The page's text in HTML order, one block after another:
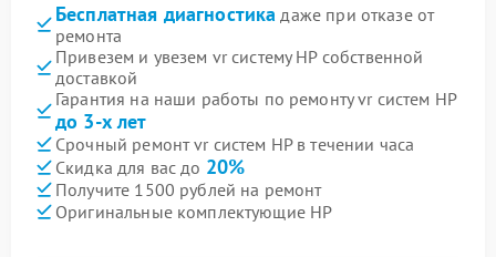
Бесплатная диагностика даже при отказе от
ремонта
Привезем и увезем vr систему HP собственной
доставкой
Гарантия на наши работы по ремонту vr систем HP
до 3-х лет
Срочный ремонт vr систем HP в течении часа
Скидка для вас до 20%
Получите 1500 рублей на ремонт
Оригинальные комплектующие HP